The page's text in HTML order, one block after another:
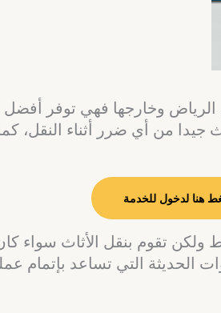
وخارجها فهي توفر أفضل
من أي ضرر أثناء النقل،
هنا لدخول للخدمة
تقوم بنقل الأثاث سواء كان
الحديثة التي تساعد